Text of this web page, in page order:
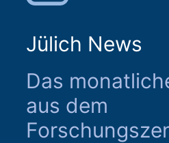
Jülich News
Das
aus dem